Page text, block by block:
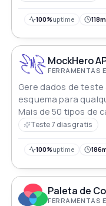
não sejam
100%uptime
MockHero
FERRAMENTAS
Gere dados de
esquema para
Mais de 50 tipos de
modelos pré-
Teste 7 dias gratis
100%uptime
Paleta de
FERRAMENTAS